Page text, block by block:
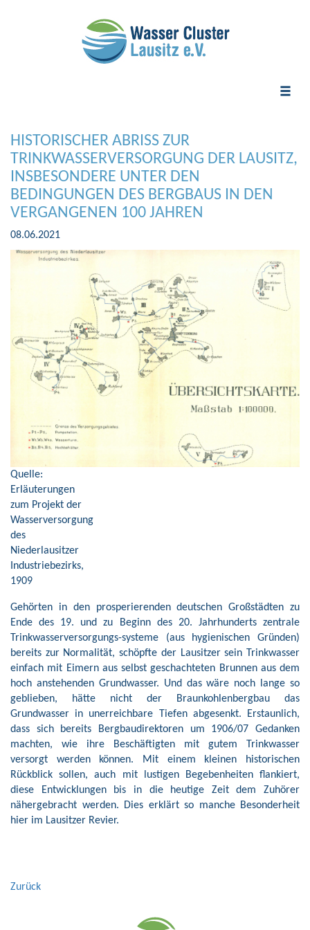
Toggle
HISTORISCHER ABRISS ZUR
TRINKWASSERVERSORGUNG DER LAUSITZ,
INSBESONDERE UNTER DEN
BEDINGUNGEN DES BERGBAUS IN DEN
VERGANGENEN 100 JAHREN
08.06.2021
Quelle:
Erläuterungen
zum Projekt der
Wasserversorgung
des
Niederlausitzer
Industriebezirks,
1909
Gehörten in den prosperierenden deutschen Großstädten zu
Ende des 19. und zu Beginn des 20. Jahrhunderts zentrale
Trinkwasserversorgungs-systeme (aus hygienischen Gründen)
bereits zur Normalität, schöpfte der Lausitzer sein Trinkwasser
einfach mit Eimern aus selbst geschachteten Brunnen aus dem
hoch anstehenden Grundwasser. Und das wäre noch lange so
geblieben, hätte nicht der Braunkohlenbergbau das
Grundwasser in unerreichbare Tiefen abgesenkt. Erstaunlich,
dass sich bereits Bergbaudirektoren um 1906/07 Gedanken
machten, wie ihre Beschäftigten mit gutem Trinkwasser
versorgt werden können. Mit einem kleinen historischen
Rückblick sollen, auch mit lustigen Begebenheiten flankiert,
diese Entwicklungen bis in die heutige Zeit dem Zuhörer
nähergebracht werden. Dies erklärt so manche Besonderheit
hier im Lausitzer Revier.
Zurück